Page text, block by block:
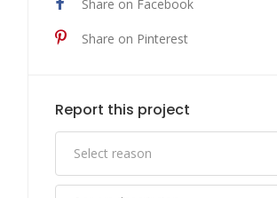
Share on Facebook
Share on Pinterest
Report this project